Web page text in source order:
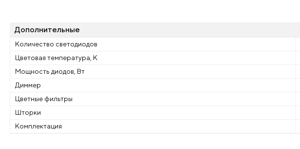
Дополнительные
Количество светодиодов
Цветовая температура, К
Мощность диодов, Вт
Диммер
Цветные фильтры
Шторки
Комплектация